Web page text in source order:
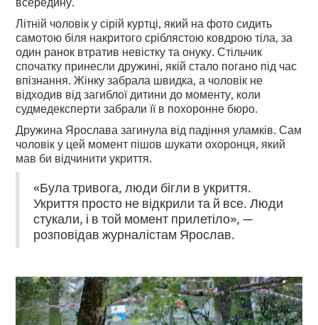
Літній чоловік у сірій куртці, який на фото сидить
самотою біля накритого сріблястою ковдрою тіла, за
один ранок втратив невістку та онуку. Стільчик
спочатку принесли дружині, якій стало погано під час
впізнання. Жінку забрала швидка, а чоловік не
відходив від загиблої дитини до моменту, коли
судмедексперти забрали її в похоронне бюро.
Дружина Ярослава загинула від падіння уламків. Сам
чоловік у цей момент пішов шукати охоронця, який
мав би відчинити укриття.
«Була тривога, люди бігли в укриття.
Укриття просто не відкрили та й все. Люди
стукали, і в той момент прилетіло», —
розповідав журналістам Ярослав.